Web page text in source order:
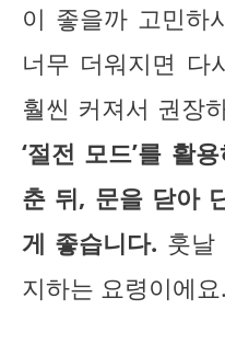
이 좋을까 고민하
너무 더워지면 다
훨씬 커져서 권장
‘절전 모드’를 활
춘 뒤, 문을 닫아
게 좋습니다. 훗날
지하는 요령이에요.